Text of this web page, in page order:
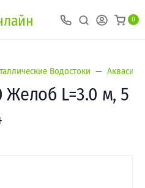
0
Водостоки
Желоб L=3.0 м, 5